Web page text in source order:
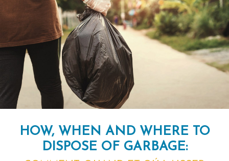
HOW, WHEN AND WHERE TO
DISPOSE OF GARBAGE: